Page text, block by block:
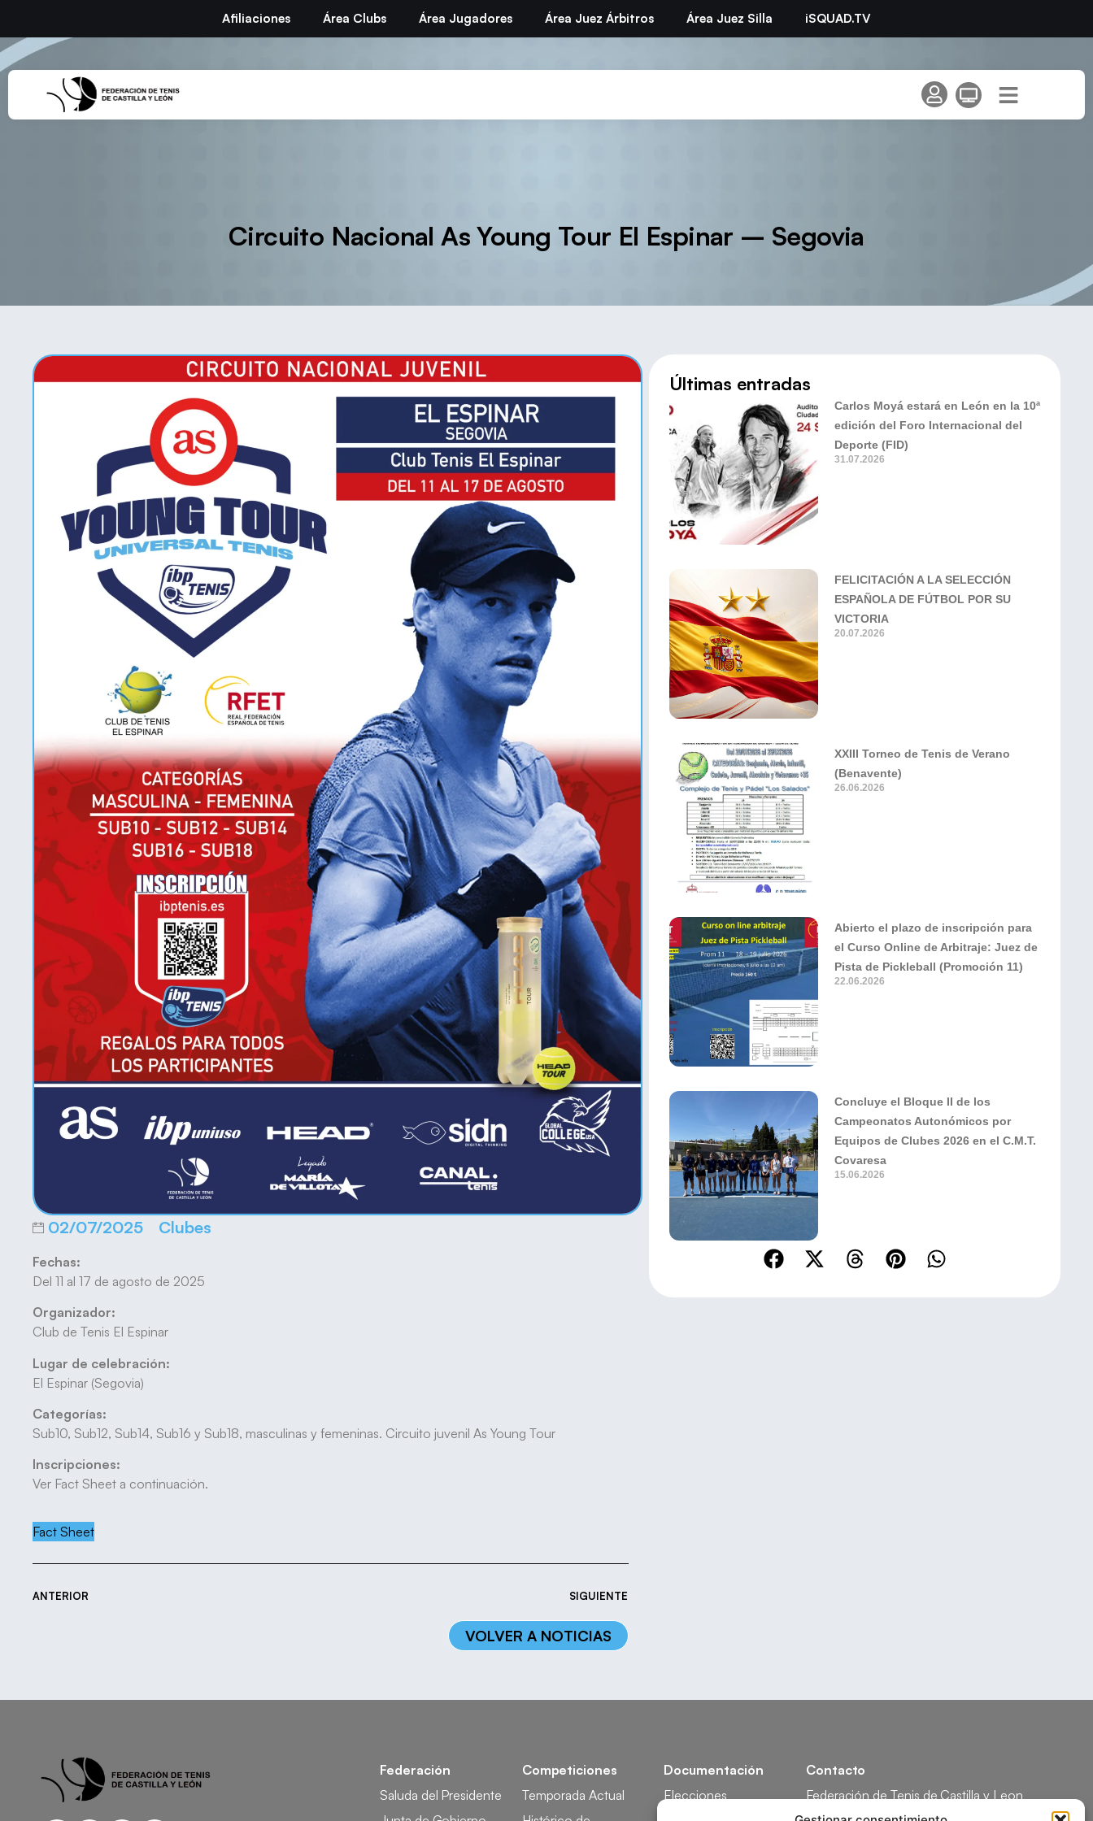
Afiliaciones Área Clubs Área Jugadores Área Juez Árbitros Área Juez Silla iSQUAD.TV
Circuito Nacional As Young Tour El Espinar – Segovia
02/07/2025 Clubes
Fechas:
Del 11 al 17 de agosto de 2025
Organizador:
Club de Tenis El Espinar
Lugar de celebración:
El Espinar (Segovia)
Categorías:
Sub10, Sub12, Sub14, Sub16 y Sub18, masculinas y femeninas. Circuito juvenil As Young Tour
Inscripciones:
Ver Fact Sheet a continuación.
Fact Sheet
ANTERIOR SIGUIENTE
VOLVER A NOTICIAS
Últimas entradas
Carlos Moyá estará en León en la 10ª
edición del Foro Internacional del
Deporte (FID)
31.07.2026
FELICITACIÓN A LA SELECCIÓN
ESPAÑOLA DE FÚTBOL POR SU
VICTORIA
20.07.2026
XXIII Torneo de Tenis de Verano
(Benavente)
26.06.2026
Abierto el plazo de inscripción para
el Curso Online de Arbitraje: Juez de
Pista de Pickleball (Promoción 11)
22.06.2026
Concluye el Bloque II de los
Campeonatos Autonómicos por
Equipos de Clubes 2026 en el C.M.T.
Covaresa
15.06.2026
Federación
Saluda del Presidente
Competiciones
Temporada Actual
Documentación
Elecciones
Contacto
Federación de Tenis de Castilla y Leon
Calle Federico García Lorca, 1, 47008